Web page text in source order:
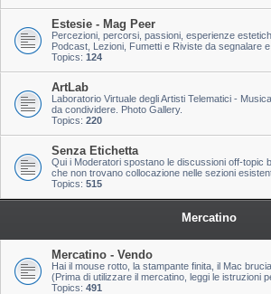
Estesie - Mag Peer
Percezioni, percorsi, passioni, esperienze
Podcast, Lezioni, Fumetti e Riviste da segnalare
Topics: 124
ArtLab
Laboratorio Virtuale degli Artisti Telematici -
da condividere. Photo Gallery.
Topics: 220
Senza Etichetta
Qui i Moderatori spostano le discussioni off-topic
che non trovano collocazione nelle sezioni
Topics: 515
Mercatino
Mercatino - Vendo
Hai il mouse rotto, la stampante finita, il Mac
(Prima di utilizzare il mercatino, leggi le istruzioni
Topics: 491